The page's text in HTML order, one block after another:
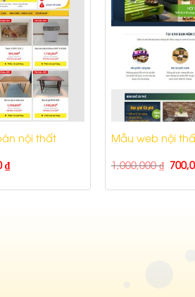
nội thất
₫
Mẫu web nội
1,000,000₫